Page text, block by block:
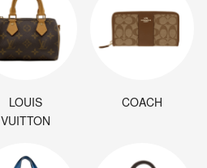
LOUIS
VUITTON
COACH